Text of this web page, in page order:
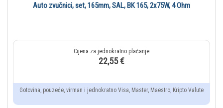
Auto zvučnici, set, 165mm, SAL, BK 165, 2x75W, 4 Ohm
22,55 €
Gotovina, pouzeće, virman i jednokratno Visa, Master, Maestro, Kripto Valute